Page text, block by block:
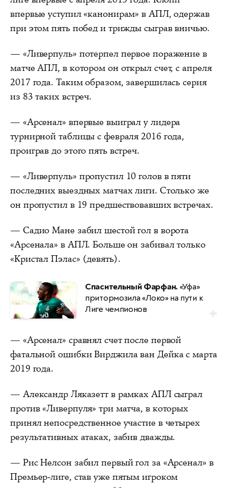
впервые уступил «канонирам» в АПЛ, одержав
при этом пять побед и трижды сыграв вничью.
— «Ливерпуль» потерпел первое поражение в
матче АПЛ, в котором он открыл счет, с апреля
2017 года. Таким образом, завершилась серия
из 83 таких встреч.
— «Арсенал» впервые выиграл у лидера
турнирной таблицы с февраля 2016 года,
проиграв до этого пять встреч.
— «Ливерпуль» пропустил 10 голов в пяти
последних выездных матчах лиги. Столько же
он пропустил в 19 предшествовавших встречах.
— Садио Мане забил шестой гол в ворота
«Арсенала» в АПЛ. Больше он забивал только
«Кристал Пэлас» (девять).
Спасительный Фарфан.«Уфа»
притормозила «Локо» на пути к
Лиге чемпионов
— «Арсенал» сравнял счет после первой
фатальной ошибки Вирджила ван Дейка с марта
2019 года.
— Александр Ляказетт в рамках АПЛ сыграл
против «Ливерпуля» три матча, в которых
принял непосредственное участие в четырех
результативных атаках, забив дважды.
— Рис Нелсон забил первый гол за «Арсенал» в
Премьер-лиге, став уже пятым игроком